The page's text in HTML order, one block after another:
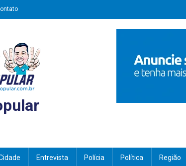
Entrevista Polícia Política Região